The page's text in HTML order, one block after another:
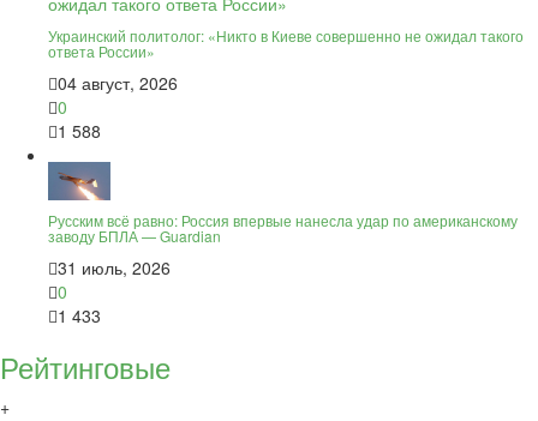
Украинский политолог: «Никто в Киеве совершенно не ожидал такого
ответа России»
04 август, 2026
0
1 588
Русским всё равно: Россия впервые нанесла удар по американскому
заводу БПЛА — Guardian
31 июль, 2026
0
1 433
Рейтинговые
+